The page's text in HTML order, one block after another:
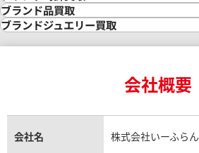
金の参考買取価格一覧
インゴット買取
インゴットの相場価格情報
24金買取
金貨買取
貴金属買取
ダイヤモンド買取
ダイヤモンド・宝石の参考価格一覧
リング・結婚指輪買取
エメラルド買取
トパーズ買取
タンザナイト買取
時計買取
ロレックス買取
ロレックス デイトナ買取
ロレックス サブマリーナー買取
ロレックス エクスプローラー買取
ロレックス デイトジャスト買取
パテック フィリップノーチラス買取
ブランド品買取
ブランド買取
シャネル マトラッセ買取
ブランドジュエリー買取
ヴァンクリーフ＆アーペル買取
ショーメ買取
会社概要
会社名 株式会社いーふらん